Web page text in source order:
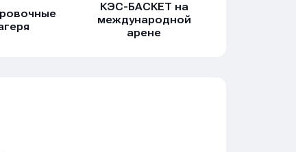
КЭС-БАСКЕТ на
международной
арене